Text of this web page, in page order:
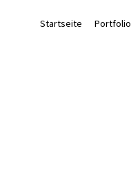
Startseite Portfolio